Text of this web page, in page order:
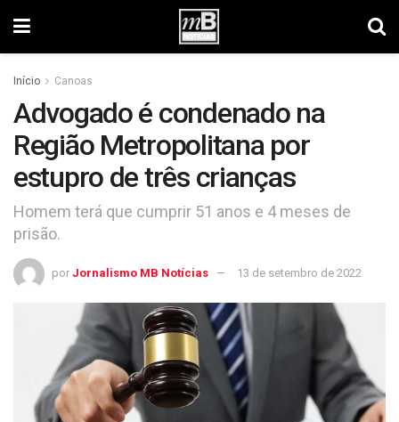
Início Canoas
Advogado é condenado na
Região Metropolitana por
estupro de três crianças
Homem terá que cumprir 51 anos e 4 meses de
prisão.
por Jornalismo MB Notícias 13 de setembro de 2022